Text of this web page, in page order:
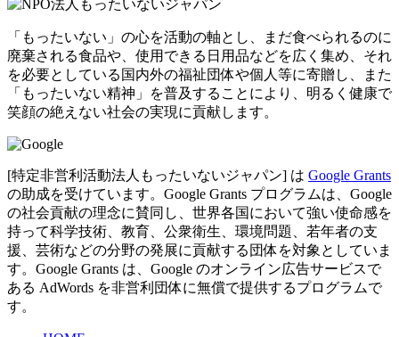
「もったいない」の心を活動の軸とし、まだ食べられるのに
廃棄される食品や、使用できる日用品などを広く集め、それ
を必要としている国内外の福祉団体や個人等に寄贈し、また
「もったいない精神」を普及することにより、明るく健康で
笑顔の絶えない社会の実現に貢献します。
[特定非営利活動法人もったいないジャパン] は Google Grants
の助成を受けています。Google Grants プログラムは、Google
の社会貢献の理念に賛同し、世界各国において強い使命感を
持って科学技術、教育、公衆衛生、環境問題、若年者の支
援、芸術などの分野の発展に貢献する団体を対象としていま
す。Google Grants は、Google のオンライン広告サービスで
ある AdWords を非営利団体に無償で提供するプログラムで
す。